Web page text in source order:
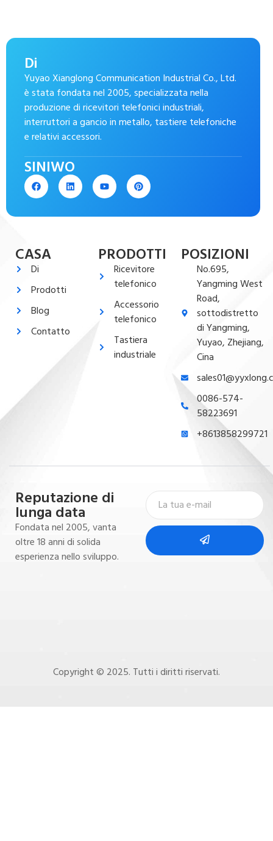
Di
Yuyao Xianglong Communication Industrial Co., Ltd.
è stata fondata nel 2005, specializzata nella
produzione di ricevitori telefonici industriali,
interruttori a gancio in metallo, tastiere telefoniche
e relativi accessori.
SINIWO
CASA
Di
Prodotti
Blog
Contatto
PRODOTTI
Ricevitore
telefonico
Accessorio
telefonico
Tastiera
industriale
POSIZIONI
No.695,
Yangming West
Road,
sottodistretto
di Yangming,
Yuyao, Zhejiang,
Cina
0086-574-
58223691
+8613858299721
Reputazione di
lunga data
Fondata nel 2005, vanta
oltre 18 anni di solida
esperienza nello sviluppo.
Copyright © 2025. Tutti i diritti riservati.